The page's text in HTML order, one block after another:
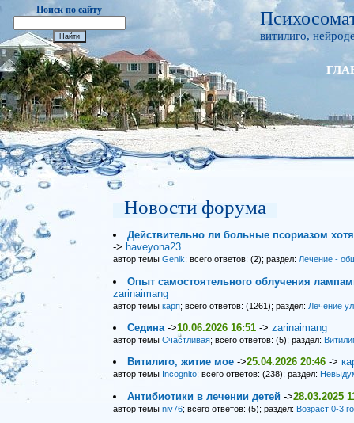
Поиск по сайту
витилиго,
Новости форума
Действительно ли больные псориазом
-> haveyona23
автор темы Genik; всего ответов: (2); раздел: Лечение -
Опыт самостоятельного облучения
zarinaimang
автор темы карп; всего ответов: (1261); раздел: Лечение
Седина ->10.06.2026 16:51 ->zarinaimang
автор темы Счастливая; всего ответов: (5); раздел:
Витилиго, житие мое ->25.04.2026 20:46 ->
автор темы Incognito; всего ответов: (238); раздел:
Антибиотики в лечении детей ->28.03.2025
автор темы niv76; всего ответов: (5); раздел: Возраст 0-3